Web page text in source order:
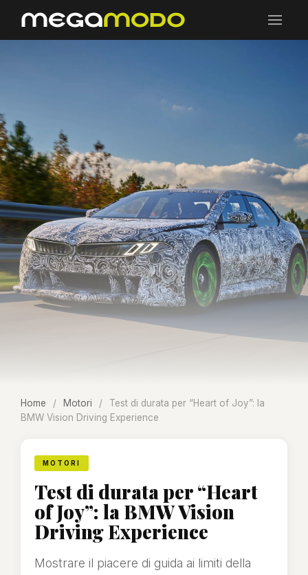
Home / Motori /
Test di durata per “Heart of Joy”: la
BMW Vision Driving Experience
MOTORI
Test di durata per “Heart
of Joy”: la BMW Vision
Driving Experience
Mostrare il piacere di guida ai limiti della